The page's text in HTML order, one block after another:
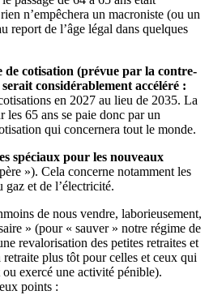
n’empêchera un macroniste (ou un
report de l’âge légal dans quelques
de cotisation (prévue par la contre-
considérablement accéléré :
en 2027 au lieu de 2035. La
les 65 ans se paie donc par un
qui concernera tout le monde.
spéciaux pour les nouveaux
»). Cela concerne notamment les
gaz et de l’électricité.
de nous vendre, laborieusement,
» (pour « sauver » notre régime de
revalorisation des petites retraites et
plus tôt pour celles et ceux qui
exercé une activité pénible).
points :